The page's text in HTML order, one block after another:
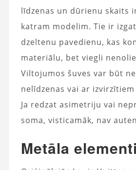
līdzenas un dūrienu skaits
katram modelim. Tie ir
dzeltenu pavedienu, kas
materiālu, bet viegli
Viltojumos šuves var būt
nelīdzenas vai ar
Ja redzat asimetriju vai
soma, visticamāk, nav
Metāla elementi